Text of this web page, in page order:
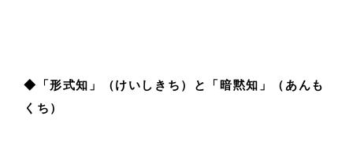
◆「形式知」（けいしきち）と「暗黙知」（あんも
くち）